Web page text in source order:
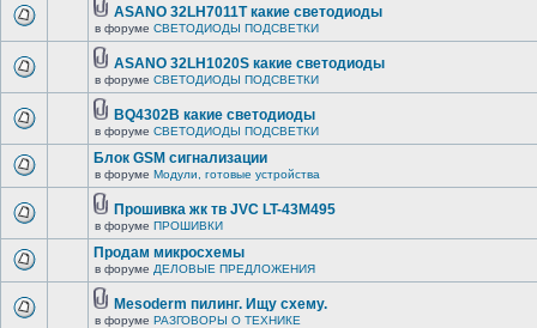
ASANO 32LH7011T какие светодиоды
в форуме СВЕТОДИОДЫ ПОДСВЕТКИ
ASANO 32LH1020S какие светодиоды
в форуме СВЕТОДИОДЫ ПОДСВЕТКИ
BQ4302B какие светодиоды
в форуме СВЕТОДИОДЫ ПОДСВЕТКИ
Блок GSM сигнализации
в форуме Модули, готовые устройства
Прошивка жк тв JVC LT-43M495
в форуме ПРОШИВКИ
Продам микросхемы
в форуме ДЕЛОВЫЕ ПРЕДЛОЖЕНИЯ
Mesoderm пилинг. Ищу схему.
в форуме РАЗГОВОРЫ О ТЕХНИКЕ